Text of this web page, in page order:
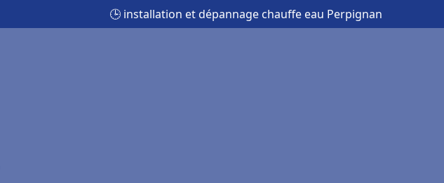
🕒 installation et dépannage chauffe eau Perpignan